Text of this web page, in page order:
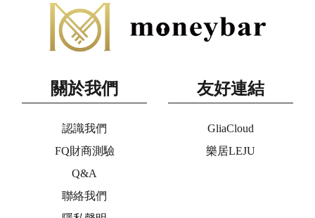
關於我們
認識我們
FQ財商測驗
Q&A
聯絡我們
友好連結
GliaCloud
樂居LEJU